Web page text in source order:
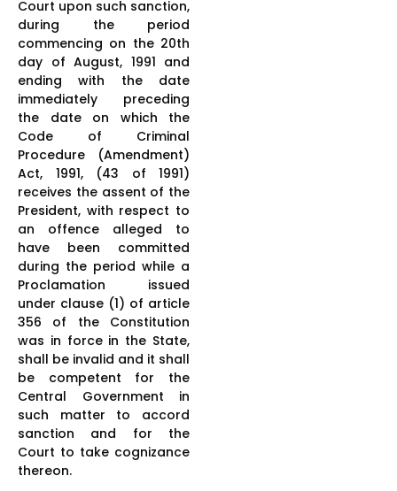
Court upon such sanction,
during the period
commencing on the 20th
day of August, 1991 and
ending with the date
immediately preceding
the date on which the
Code of Criminal
Procedure (Amendment)
Act, 1991, (43 of 1991)
receives the assent of the
President, with respect to
an offence alleged to
have been committed
during the period while a
Proclamation issued
under clause (1) of article
356 of the Constitution
was in force in the State,
shall be invalid and it shall
be competent for the
Central Government in
such matter to accord
sanction and for the
Court to take cognizance
thereon.